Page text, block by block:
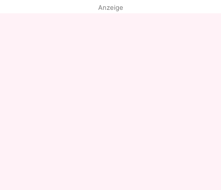
Anzeige